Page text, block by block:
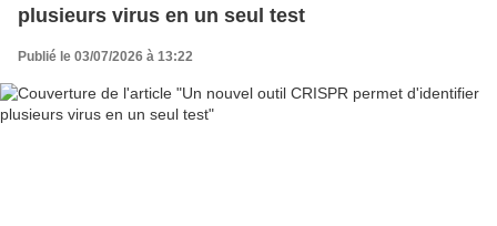
plusieurs virus en un seul test
Publié le 03/07/2026 à 13:22